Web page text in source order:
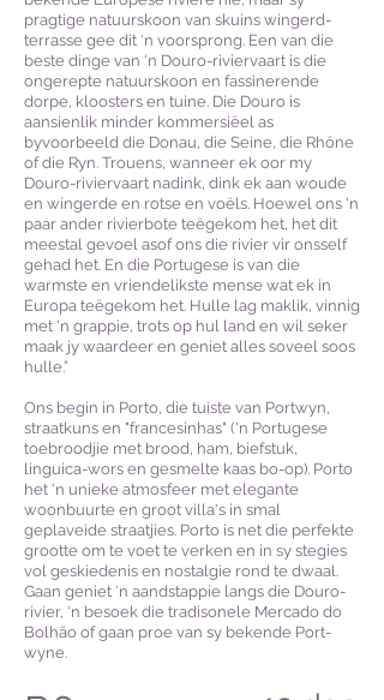
pragtige natuurskoon van skuins wingerd-
terrasse gee dit ‘n voorsprong. Een van die
beste dinge van 'n Douro-riviervaart is die
ongerepte natuurskoon en fassinerende
dorpe, kloosters en tuine. Die Douro is
aansienlik minder kommersiëel as
byvoorbeeld die Donau, die Seine, die Rhône
of die Ryn. Trouens, wanneer ek oor my
Douro-riviervaart nadink, dink ek aan woude
en wingerde en rotse en voëls. Hoewel ons 'n
paar ander rivierbote teëgekom het, het dit
meestal gevoel asof ons die rivier vir onsself
gehad het. En die Portugese is van die
warmste en vriendelikste mense wat ek in
Europa teëgekom het. Hulle lag maklik, vinnig
met 'n grappie, trots op hul land en wil seker
maak jy waardeer en geniet alles soveel soos
hulle.”
Ons begin in Porto, die tuiste van Portwyn,
straatkuns en "francesinhas" ('n Portugese
toebroodjie met brood, ham, biefstuk,
linguica-wors en gesmelte kaas bo-op). Porto
het 'n unieke atmosfeer met elegante
woonbuurte en groot villa's in smal
geplaveide straatjies. Porto is net die perfekte
grootte om te voet te verken en in sy stegies
vol geskiedenis en nostalgie rond te dwaal.
Gaan geniet ‘n aandstappie langs die Douro-
rivier, ‘n besoek die tradisonele Mercado do
Bolhão of gaan proe van sy bekende Port-
wyne.